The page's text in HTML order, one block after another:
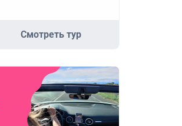
Смотреть тур